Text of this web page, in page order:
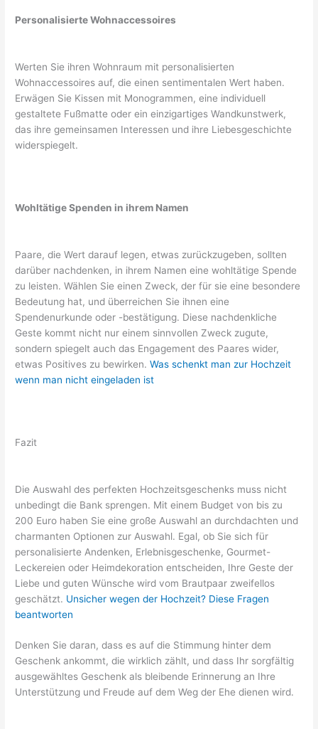
Personalisierte Wohnaccessoires
Werten Sie ihren Wohnraum mit personalisierten
Wohnaccessoires auf, die einen sentimentalen Wert haben.
Erwägen Sie Kissen mit Monogrammen, eine individuell
gestaltete Fußmatte oder ein einzigartiges Wandkunstwerk,
das ihre gemeinsamen Interessen und ihre Liebesgeschichte
widerspiegelt.
Wohltätige Spenden in ihrem Namen
Paare, die Wert darauf legen, etwas zurückzugeben, sollten
darüber nachdenken, in ihrem Namen eine wohltätige Spende
zu leisten. Wählen Sie einen Zweck, der für sie eine besondere
Bedeutung hat, und überreichen Sie ihnen eine
Spendenurkunde oder -bestätigung. Diese nachdenkliche
Geste kommt nicht nur einem sinnvollen Zweck zugute,
sondern spiegelt auch das Engagement des Paares wider,
etwas Positives zu bewirken.Was schenkt man zur Hochzeit
wenn man nicht eingeladen ist
Fazit
Die Auswahl des perfekten Hochzeitsgeschenks muss nicht
unbedingt die Bank sprengen. Mit einem Budget von bis zu
200 Euro haben Sie eine große Auswahl an durchdachten und
charmanten Optionen zur Auswahl. Egal, ob Sie sich für
personalisierte Andenken, Erlebnisgeschenke, Gourmet-
Leckereien oder Heimdekoration entscheiden, Ihre Geste der
Liebe und guten Wünsche wird vom Brautpaar zweifellos
geschätzt. Unsicher wegen der Hochzeit? Diese Fragen
beantworten
Denken Sie daran, dass es auf die Stimmung hinter dem
Geschenk ankommt, die wirklich zählt, und dass Ihr sorgfältig
ausgewähltes Geschenk als bleibende Erinnerung an Ihre
Unterstützung und Freude auf dem Weg der Ehe dienen wird.